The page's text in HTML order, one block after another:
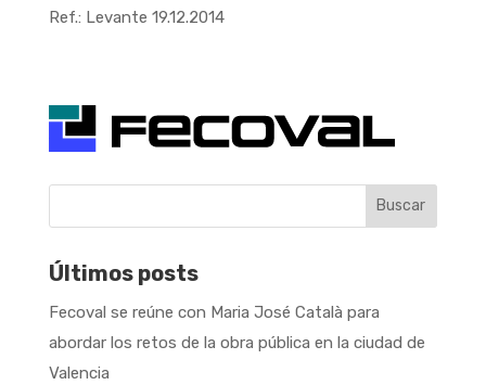
Ref.: Levante 19.12.2014
Buscar
Últimos posts
Fecoval se reúne con Maria José Català para
abordar los retos de la obra pública en la ciudad de
Valencia